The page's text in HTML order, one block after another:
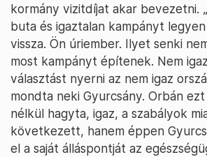
kormány vizitdíjat akar bevezetni.
buta és igaztalan kampányt
vissza. Ön úriember. Ilyet senki
most kampányt építenek. Nem
választást nyerni az nem igaz
mondta neki Gyurcsány. Orbán
nélkül hagyta, igaz, a szabályok
következett, hanem éppen
el a saját álláspontját az